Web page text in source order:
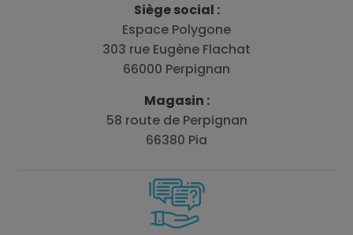
Siège social :
Espace Polygone
303 rue Eugène Flachat
66000 Perpignan
Magasin :
58 route de Perpignan
66380 Pia